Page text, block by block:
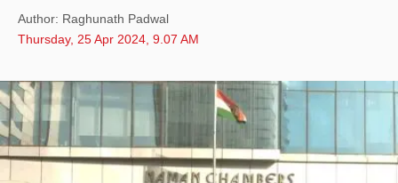
Author: Raghunath Padwal
Thursday, 25 Apr 2024, 9.07 AM